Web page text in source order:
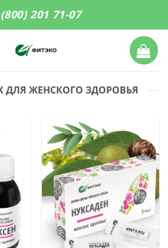
201 71-07
ДЛЯ ЖЕНСКОГО ЗДОРОВЬЯ